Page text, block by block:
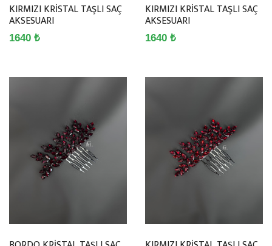
KIRMIZI KRİSTAL TAŞLI SAÇ
AKSESUARI
1640 ₺
KIRMIZI KRİSTAL TAŞLI SAÇ
AKSESUARI
1640 ₺